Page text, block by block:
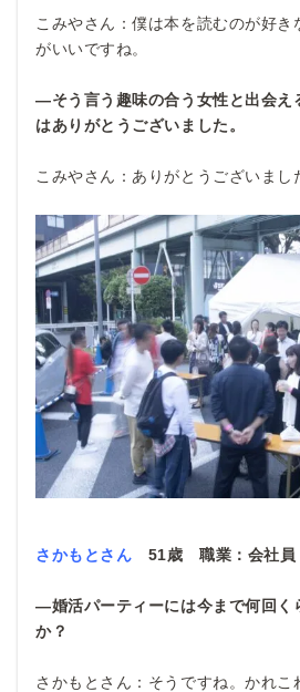
こみやさん：僕は本を読むのが好き
がいいですね。
―そう言う趣味の合う女性と出会え
はありがとうございました。
こみやさん：ありがとうございまし
さかもとさん 51歳 職業：会社員
―婚活パーティーには今まで何回く
か？
さかもとさん：そうですね。かれこ